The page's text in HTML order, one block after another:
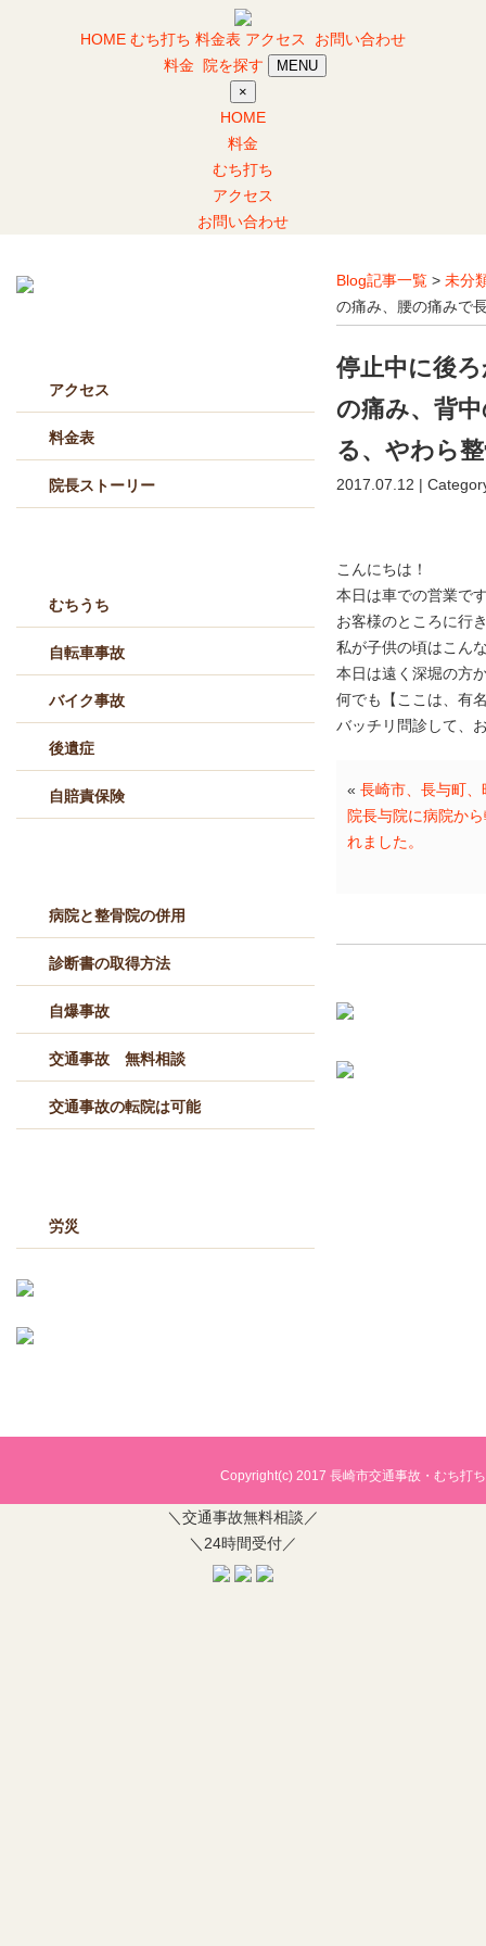
HOME むち打ち 料金表 アクセス
お問い合わせ
料金
院を探す
MENU
×
HOME
料金
むち打ち
アクセス
お問い合わせ
Blog記事一覧 > 未分
の痛み、腰の痛みで
停止中に後
の痛み、背
る、やわら
2017.07.12 |
こんにちは！
本日は車での営業で
お客様のところに行
私が子供の頃はこん
本日は遠く深堀の方
何でも【ここは、有
バッチリ問診して、
« 長崎市、長与町
院長与院に病院か
れました。
アクセス
料金表
院長ストーリー
むちうち
自転車事故
バイク事故
後遺症
自賠責保険
病院と整骨院の併用
診断書の取得方法
自爆事故
交通事故 無料相談
交通事故の転院は可能
労災
Copyright(c) 2017 長崎市交通事故・むち打
＼交通事故無料相談／
＼24時間受付／